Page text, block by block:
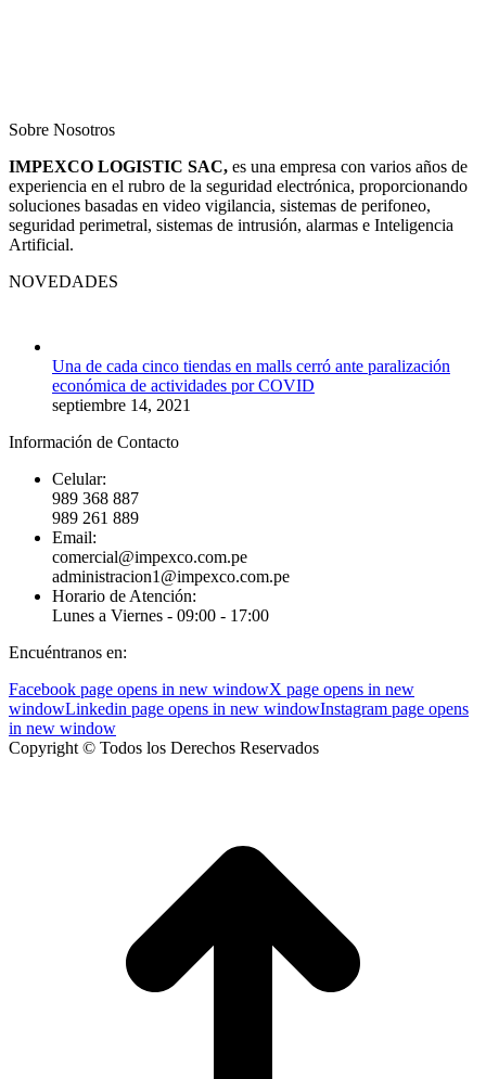
Sobre Nosotros
IMPEXCO LOGISTIC SAC, es una empresa con varios años de
experiencia en el rubro de la seguridad electrónica, proporcionando
soluciones basadas en video vigilancia, sistemas de perifoneo,
seguridad perimetral, sistemas de intrusión, alarmas e Inteligencia
Artificial.
NOVEDADES
Una de cada cinco tiendas en malls cerró ante paralización
económica de actividades por COVID
septiembre 14, 2021
Información de Contacto
Celular:
989 368 887
989 261 889
Email:
comercial@impexco.com.pe
administracion1@impexco.com.pe
Horario de Atención:
Lunes a Viernes - 09:00 - 17:00
Encuéntranos en:
Facebook page opens in new windowX page opens in new
windowLinkedin page opens in new windowInstagram page opens
in new window
Copyright © Todos los Derechos Reservados